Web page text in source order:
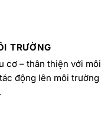
TRƯỜNG
cơ – thân thiện với môi
động lên môi trường